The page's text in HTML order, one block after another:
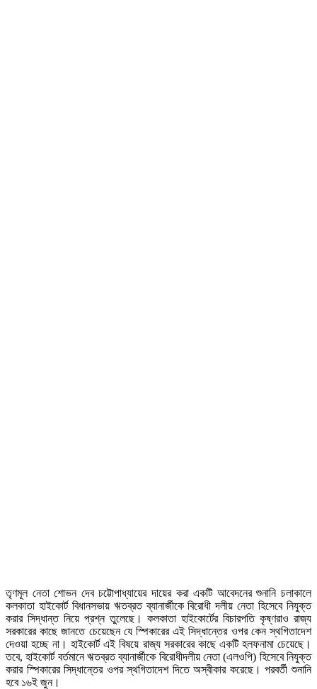
তৃণমূল নেতা শোভন দেব চট্টোপাধ্যায়ের দায়ের করা একটি আবেদনের শুনানি চলাকালে
কলকাতা হাইকোর্ট বিধানসভায় ঋতব্রত ব্যানার্জীকে বিরোধী দলীয় নেতা হিসেবে নিযুক্ত
করার সিদ্ধান্ত নিয়ে প্রশ্ন তুলেছে। কলকাতা হাইকোর্টের বিচারপতি কৃষ্ণরাও রাজ্য
সরকারের কাছে জানতে চেয়েছেন যে স্পিকারের এই সিদ্ধান্তের ওপর কেন স্থগিতাদেশ
দেওয়া হচ্ছে না। হাইকোর্ট এই বিষয়ে রাজ্য সরকারের কাছে একটি হলফনামা চেয়েছে।
তবে, হাইকোর্ট বর্তমানে ঋতব্রত ব্যানার্জীকে বিরোধীদলীয় নেতা (এলওপি) হিসেবে নিযুক্ত
করার স্পিকারের সিদ্ধান্তের ওপর স্থগিতাদেশ দিতে অস্বীকার করেছে। পরবর্তী শুনানি
হবে ১৬ই জুন।